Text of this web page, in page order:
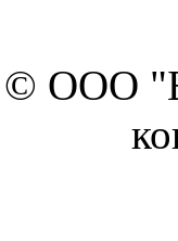
ООО